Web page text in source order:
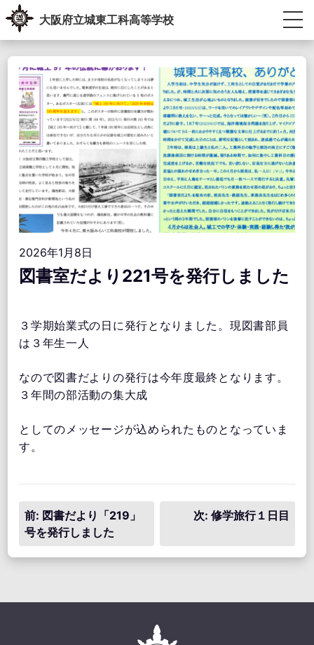
Skip
to
content
大阪府立城東工科高等学校
学校紹介
教育内容
学校生活
進路指導
学校運営協議会・学校教育自己診断・学校経営計画
アクセス情報
お問い合わせ
2026年1月8日
図書室だより221号を発行しました
３学期始業式の日に発行となりました。現図書部員
は３年生一人
なので図書だよりの発行は今年度最終となります。
３年間の部活動の集大成
としてのメッセージが込められたものとなっていま
す。
投
稿
ナ
前: 図書だより「219」
号を発行しました
次: 修学旅行１日目